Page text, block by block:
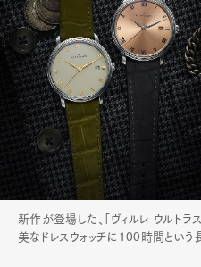
新作が登場した、「ヴィルレ ウルトラ
美なドレスウォッチに100時間とい